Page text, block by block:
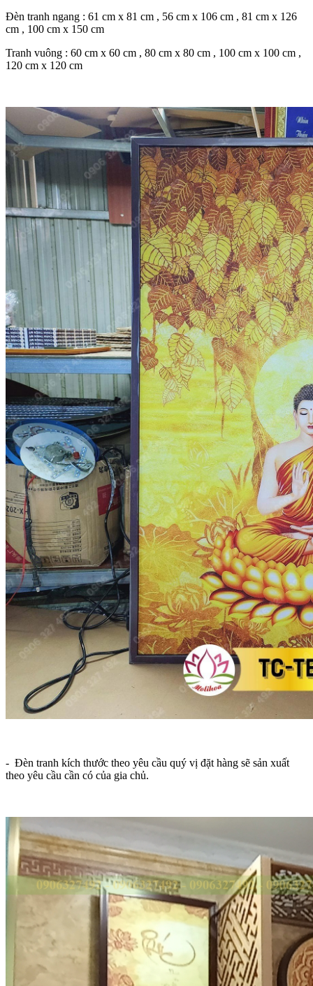
Đèn tranh ngang : 61 cm x 81 cm , 56 cm x 106 cm , 81 cm x 126
cm , 100 cm x 150 cm
Tranh vuông : 60 cm x 60 cm , 80 cm x 80 cm , 100 cm x 100 cm ,
120 cm x 120 cm
- Đèn tranh kích thước theo yêu cầu quý vị đặt hàng sẽ sản xuất
theo yêu cầu cần có của gia chủ.